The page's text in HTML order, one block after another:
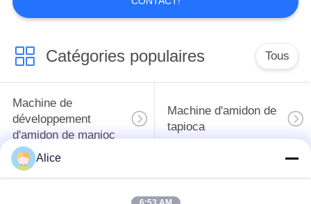
Catégories populaires Tous
Machine de
développement
d'amidon de manioc
Machine d'amidon de
tapioca
Machine de
Alice